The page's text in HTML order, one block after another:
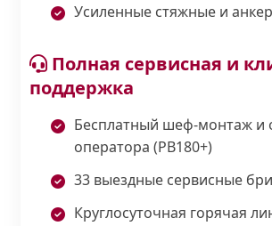
Усиленные стяжные и
Полная сервисная и
поддержка
Бесплатный шеф-монтаж и
оператора (PB180+)
33 выездные сервисные
Круглосуточная горячая